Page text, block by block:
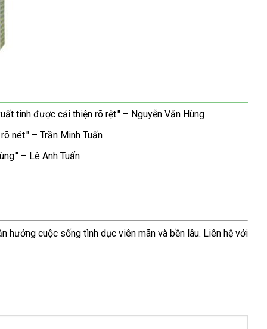
tinh được cải thiện rõ rệt." – Nguyễn Văn Hùng
nét." – Trần Minh Tuấn
– Lê Anh Tuấn
cuộc sống tình dục viên mãn và bền lâu. Liên hệ với